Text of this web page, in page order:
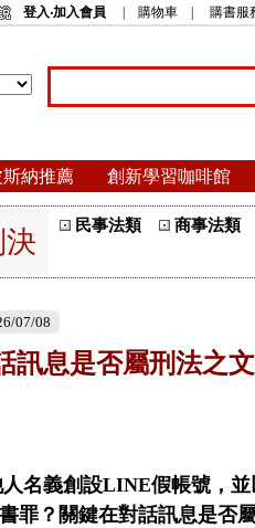
登入‧加入會員 購物車 購書服
納推薦 創新學習咖啡館
民事法類 商事法類
07/08
訊息是否屬刑法之
人名義創設LINE假帳號，
書罪？關鍵在對話訊息是